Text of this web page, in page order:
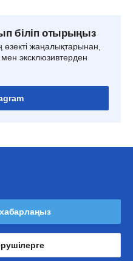
біліп отырыңыз
жаңалықтарынан,
эксклюзивтерден